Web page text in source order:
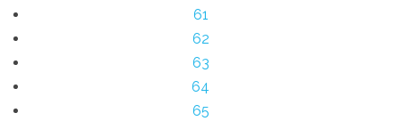
61
62
63
64
65